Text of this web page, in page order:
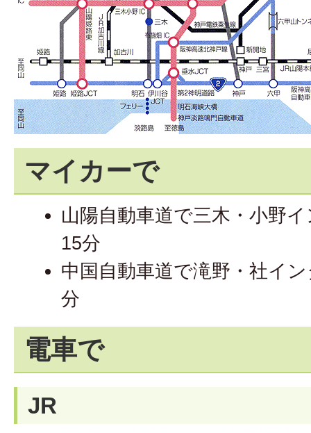
マイカーで
山陽自動車道で三木・小野
15分
中国自動車道で滝野・社イ
分
電車で
JR